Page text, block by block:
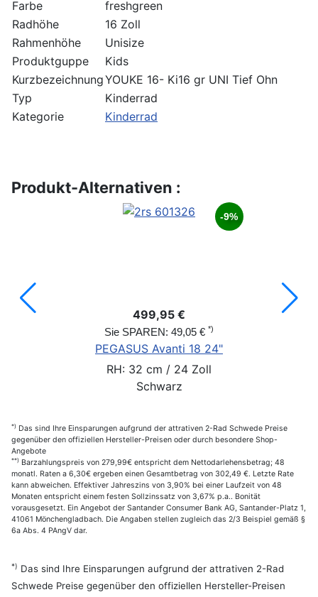
Farbe
freshgreen
Radhöhe
16 Zoll
Rahmenhöhe
Unisize
Produktguppe
Kids
KurzbezeichnungYOUKE 16- Ki16 gr UNI Tief Ohn
Typ
Kinderrad
Kategorie
Kinderrad
Produkt-Alternativen :
-9%
499,95 €
Sie SPAREN: 49,05 € *)
PEGASUS Avanti 18 24"
RH: 32 cm / 24 Zoll
Schwarz
*) Das sind Ihre Einsparungen aufgrund der attrativen 2-Rad Schwede Preise
gegenüber den offiziellen Hersteller-Preisen oder durch besondere Shop-
Angebote
**) Barzahlungspreis von 279,99€ entspricht dem Nettodarlehensbetrag; 48
monatl. Raten a 6,30€ ergeben einen Gesamtbetrag von 302,49 €. Letzte Rate
kann abweichen. Effektiver Jahreszins von 3,90% bei einer Laufzeit von 48
Monaten entspricht einem festen Sollzinssatz von 3,67% p.a.. Bonität
vorausgesetzt. Ein Angebot der Santander Consumer Bank AG, Santander-Platz 1,
41061 Mönchengladbach. Die Angaben stellen zugleich das 2/3 Beispiel gemäß §
6a Abs. 4 PAngV dar.
*) Das sind Ihre Einsparungen aufgrund der attrativen 2-Rad
Schwede Preise gegenüber den offiziellen Hersteller-Preisen